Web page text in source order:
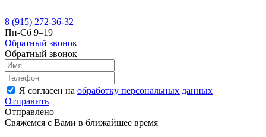
8 (915) 272-36-32
Пн-Сб 9–19
Обратный звонок
Обратный звонок
Я согласен на обработку персональных данных
Отправить
Отправлено
Свяжемся с Вами в ближайшее время